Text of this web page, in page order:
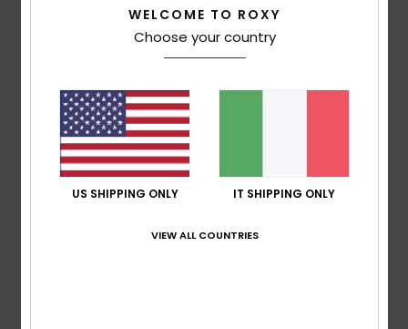
/5
Il 100% dei nostri clienti consiglia questo prodotto
Comfort
WELCOME TO ROXY
Choose your country
US SHIPPING ONLY IT SHIPPING ONLY
VIEW ALL COUNTRIES